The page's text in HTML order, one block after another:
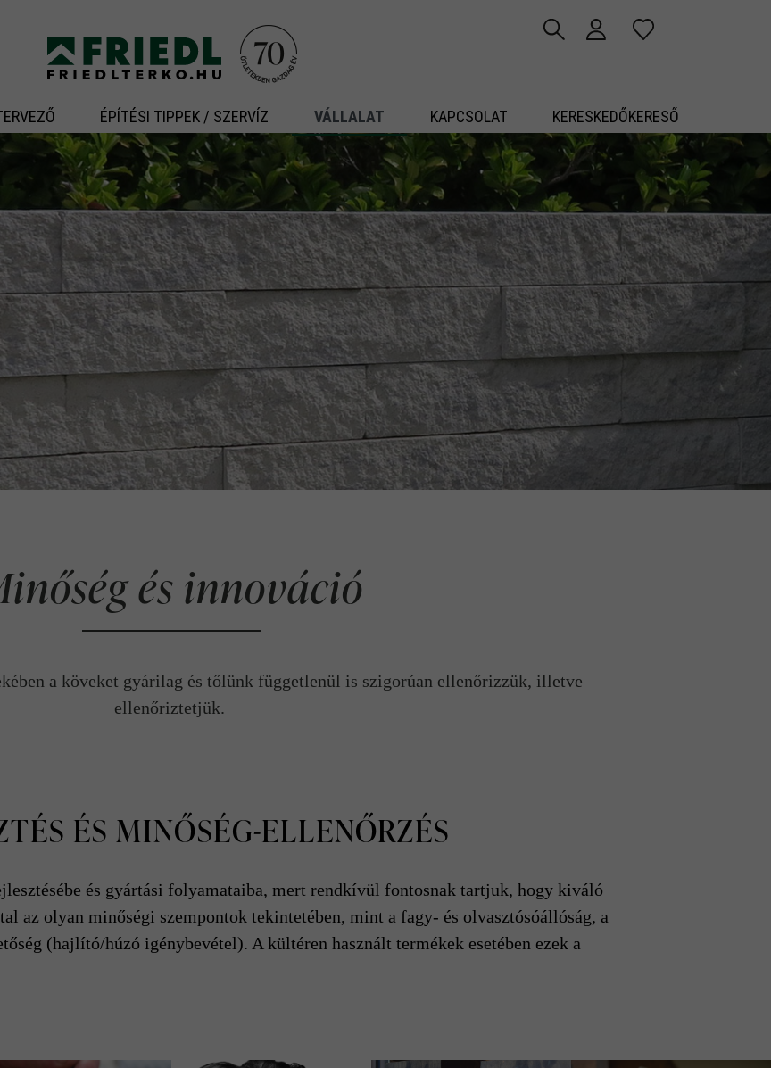
ÉPÍTÉSI TIPPEK / SZERVÍZ VÁLLALAT KAPCSOLAT KERESKEDŐKERESŐ
és innováció
a köveket gyárilag és tőlünk függetlenül is szigorúan ellenőrizzük, illetve
ellenőriztetjük.
ÉS MINŐSÉG-ELLENŐRZÉS
és gyártási folyamataiba, mert rendkívül fontosnak tartjuk, hogy kiváló
az olyan minőségi szempontok tekintetében, mint a fagy- és olvasztósóállóság, a
(hajlító/húzó igénybevétel). A kültéren használt termékek esetében ezek a